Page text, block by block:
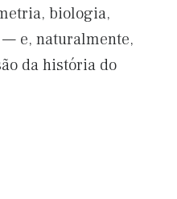
biologia,
e, naturalmente,
da história do